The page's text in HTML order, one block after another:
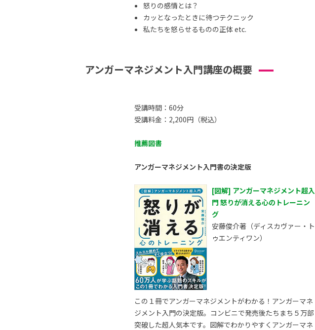
怒りの感情とは？
カッとなったときに待つテクニック
私たちを怒らせるものの正体 etc.
アンガーマネジメント入門講座の概要
受講時間：60分
受講料金：2,200円（税込）
推薦図書
アンガーマネジメント入門書の決定版
[図解] アンガーマネジメント超入
門 怒りが消える心のトレーニン
グ
安藤俊介著（ディスカヴァー・ト
ゥエンティワン）
この１冊でアンガーマネジメントがわかる！アンガーマネ
ジメント入門の決定版。コンビニで発売後たちまち５万部
突破した超人気本です。図解でわかりやすくアンガーマネ